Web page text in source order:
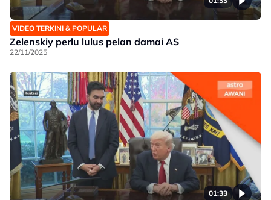
VIDEO TERKINI & POPULAR
Zelenskiy perlu lulus pelan damai AS
22/11/2025
01:33